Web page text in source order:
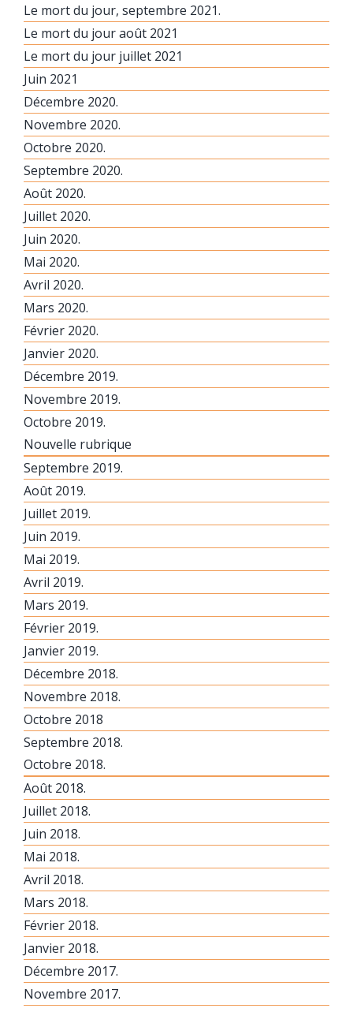
Le mort du jour, septembre 2021.
Le mort du jour août 2021
Le mort du jour juillet 2021
Juin 2021
Décembre 2020.
Novembre 2020.
Octobre 2020.
Septembre 2020.
Août 2020.
Juillet 2020.
Juin 2020.
Mai 2020.
Avril 2020.
Mars 2020.
Février 2020.
Janvier 2020.
Décembre 2019.
Novembre 2019.
Octobre 2019.
Nouvelle rubrique
Septembre 2019.
Août 2019.
Juillet 2019.
Juin 2019.
Mai 2019.
Avril 2019.
Mars 2019.
Février 2019.
Janvier 2019.
Décembre 2018.
Novembre 2018.
Octobre 2018
Septembre 2018.
Octobre 2018.
Août 2018.
Juillet 2018.
Juin 2018.
Mai 2018.
Avril 2018.
Mars 2018.
Février 2018.
Janvier 2018.
Décembre 2017.
Novembre 2017.